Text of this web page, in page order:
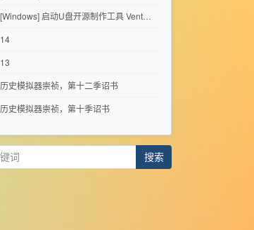
[Windows] 启动U盘开源制作工具 Ventoy 1.1.17
14
13
历史模拟器崇祯，第十二季诏书
历史模拟器崇祯，第十季诏书
搜索